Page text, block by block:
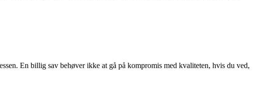
En billig sav behøver ikke at gå på kompromis med kvaliteten, hvis du ved,